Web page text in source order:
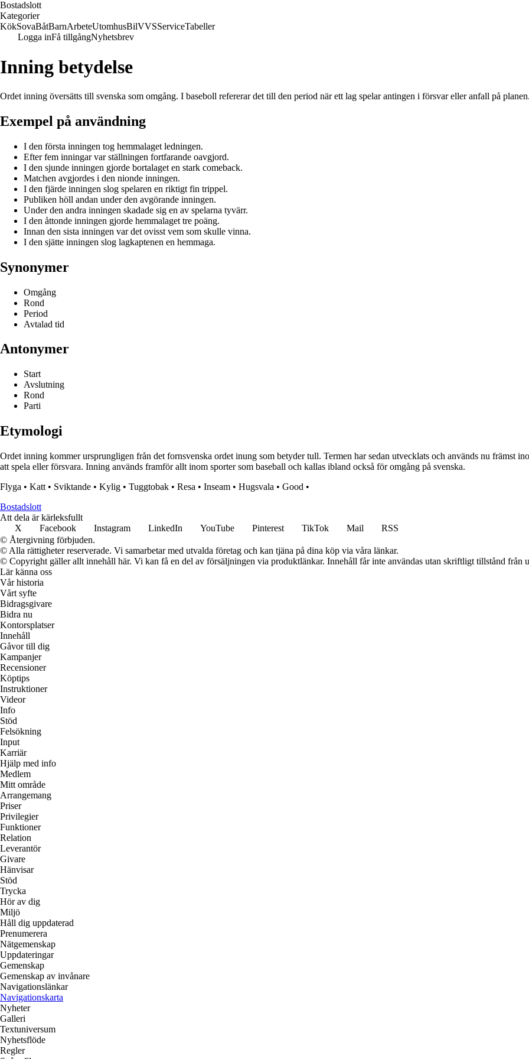
Bostadslott
Kategorier
KökSovaBåtBarnArbeteUtomhusBilVVSServiceTabeller
Logga inFå tillgångNyhetsbrev
Inning betydelse
Ordet inning översätts till svenska som omgång. I baseboll refererar det till den period när ett lag spelar antingen i försvar eller anfall på planen.
Exempel på användning
I den första inningen tog hemmalaget ledningen.
Efter fem inningar var ställningen fortfarande oavgjord.
I den sjunde inningen gjorde bortalaget en stark comeback.
Matchen avgjordes i den nionde inningen.
I den fjärde inningen slog spelaren en riktigt fin trippel.
Publiken höll andan under den avgörande inningen.
Under den andra inningen skadade sig en av spelarna tyvärr.
I den åttonde inningen gjorde hemmalaget tre poäng.
Innan den sista inningen var det ovisst vem som skulle vinna.
I den sjätte inningen slog lagkaptenen en hemmaga.
Synonymer
Omgång
Rond
Period
Avtalad tid
Antonymer
Start
Avslutning
Rond
Parti
Etymologi
Ordet inning kommer ursprungligen från det fornsvenska ordet inung som betyder tull. Termen har sedan utvecklats och används nu främst
att spela eller försvara. Inning används framför allt inom sporter som baseball och kallas ibland också för omgång på svenska.
Flyga • Katt • Sviktande • Kylig • Tuggtobak • Resa • Inseam • Hugsvala • Good •
Bostadslott
Att dela är kärleksfullt
X
Facebook Instagram LinkedIn YouTube Pinterest TikTok Mail
RSS
© Återgivning förbjuden.
© Alla rättigheter reserverade. Vi samarbetar med utvalda företag och kan tjäna på dina köp via våra länkar.
© Copyright gäller allt innehåll här. Vi kan få en del av försäljningen via produktlänkar. Innehåll får inte användas utan skriftligt tillstånd från
Lär känna oss
Vår historia
Vårt syfte
Bidragsgivare
Bidra nu
Kontorsplatser
Innehåll
Gåvor till dig
Kampanjer
Recensioner
Köptips
Instruktioner
Videor
Info
Stöd
Felsökning
Input
Karriär
Hjälp med info
Medlem
Mitt område
Arrangemang
Priser
Privilegier
Funktioner
Relation
Leverantör
Givare
Hänvisar
Stöd
Trycka
Hör av dig
Miljö
Håll dig uppdaterad
Prenumerera
Nätgemenskap
Uppdateringar
Gemenskap
Gemenskap av invånare
Navigationslänkar
Navigationskarta
Nyheter
Galleri
Textuniversum
Nyhetsflöde
Regler